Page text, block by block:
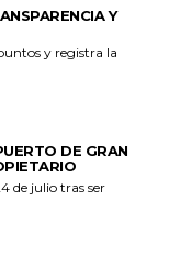
Y
y registra la
DE GRAN
de julio tras ser